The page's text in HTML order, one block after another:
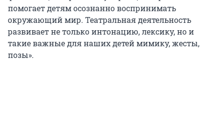
помогает детям осознанно воспринимать
окружающий мир. Театральная деятельность
развивает не только интонацию, лексику, но и
такие важные для наших детей мимику, жесты,
позы».